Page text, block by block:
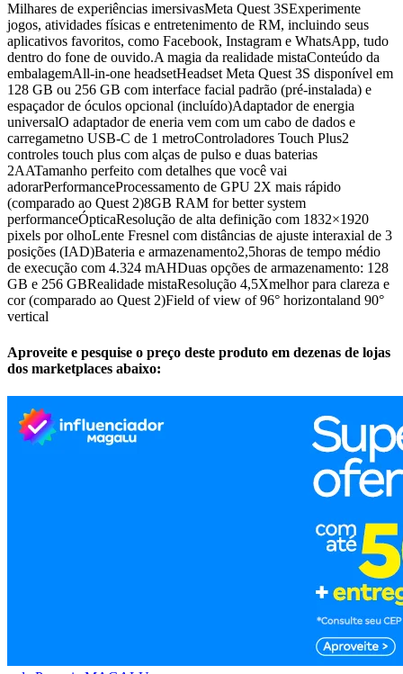
Milhares de experiências imersivasMeta Quest 3SExperimente
jogos, atividades físicas e entretenimento de RM, incluindo seus
aplicativos favoritos, como Facebook, Instagram e WhatsApp, tudo
dentro do fone de ouvido.A magia da realidade mistaConteúdo da
embalagemAll-in-one headsetHeadset Meta Quest 3S disponível em
128 GB ou 256 GB com interface facial padrão (pré-instalada) e
espaçador de óculos opcional (incluído)Adaptador de energia
universalO adaptador de eneria vem com um cabo de dados e
carregametno USB-C de 1 metroControladores Touch Plus2
controles touch plus com alças de pulso e duas baterias
2AATamanho perfeito com detalhes que você vai
adorarPerformanceProcessamento de GPU 2X mais rápido
(comparado ao Quest 2)8GB RAM for better system
performanceÓpticaResolução de alta definição com 1832×1920
pixels por olhoLente Fresnel com distâncias de ajuste interaxial de 3
posições (IAD)Bateria e armazenamento2,5horas de tempo médio
de execução com 4.324 mAHDuas opções de armazenamento: 128
GB e 256 GBRealidade mistaResolução 4,5Xmelhor para clareza e
cor (comparado ao Quest 2)Field of view of 96° horizontaland 90°
vertical
Aproveite e pesquise o preço deste produto em dezenas de lojas
dos marketplaces abaixo: